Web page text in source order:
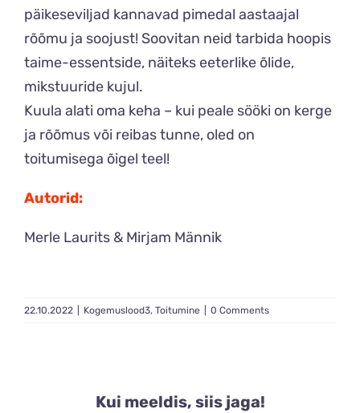
päikeseviljad kannavad pimedal aastaajal
rõõmu ja soojust! Soovitan neid tarbida hoopis
taime-essentside, näiteks eeterlike õlide,
mikstuuride kujul.
Kuula alati oma keha – kui peale sööki on kerge
ja rõõmus või reibas tunne, oled on
toitumisega õigel teel!
Autorid:
Merle Laurits & Mirjam Männik
22.10.2022 Kogemuslood3, Toitumine 0 Comments
Kui meeldis, siis jaga!